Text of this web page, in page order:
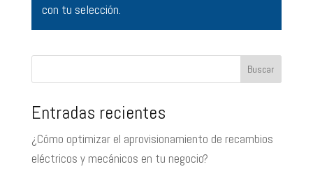
con tu selección.
Buscar
Entradas recientes
¿Cómo optimizar el aprovisionamiento de recambios
eléctricos y mecánicos en tu negocio?